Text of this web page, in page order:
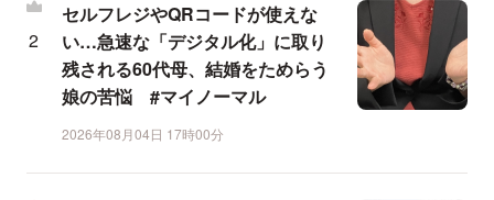
セルフレジやQRコードが使えな
い…急速な「デジタル化」に取り
残される60代母、結婚をためらう
娘の苦悩 #マイノーマル
2026年08月04日 17時00分